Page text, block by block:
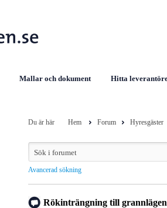
Mallar och dokument Hitta
Du är här Hem Forum Hyresgäster
Avancerad sökning
Rökinträngning till